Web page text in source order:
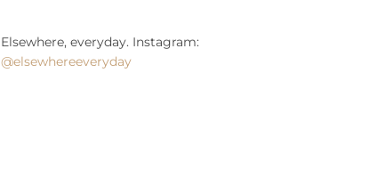
Elsewhere, everyday. Instagram:
@elsewhereeveryday